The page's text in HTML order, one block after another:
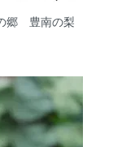
郷 豊南の梨